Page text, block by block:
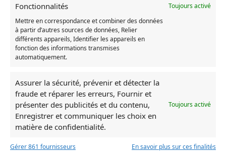
Fonctionnalités
Toujours activé
Mettre en correspondance et combiner des données
à partir d’autres sources de données, Relier
différents appareils, Identifier les appareils en
fonction des informations transmises
automatiquement.
Assurer la sécurité, prévenir et détecter la
fraude et réparer les erreurs, Fournir et
présenter des publicités et du contenu,
Enregistrer et communiquer les choix en
matière de confidentialité.
Toujours activé
Gérer 861 fournisseurs En savoir plus sur ces finalités
Produits similaires
RUPTURE DE STOCK